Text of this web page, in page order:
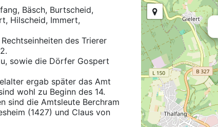
Bäsch, Burtscheid,
Hilscheid, Immert,
des Trierer
sowie die Dörfer Gospert
ergab später das Amt
wohl zu Beginn des 14.
sind die Amtsleute Berchram
(1427) und Claus von